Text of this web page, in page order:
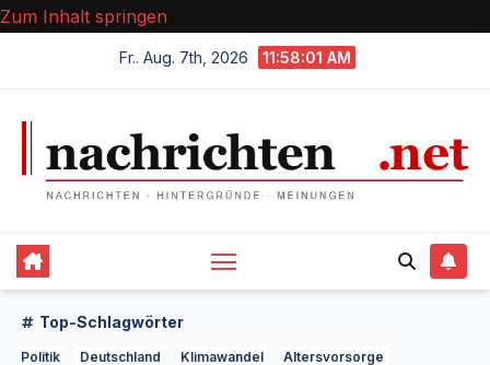
Zum Inhalt springen
Fr.. Aug. 7th, 2026 11:58:02 AM
Top-Schlagwörter
Politik Deutschland Klimawandel Altersvorsorge